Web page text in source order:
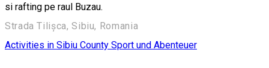
si rafting pe raul Buzau.
Strada Tilișca, Sibiu, Romania
Activities in Sibiu County Sport und Abenteuer